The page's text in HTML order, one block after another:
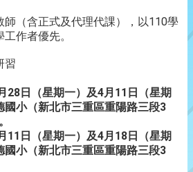
（含正式及代理代課），以110學
作者優先。
習
28日（星期一）及4月11日（星期
國小（新北市三重區重陽路三段3
11日（星期一）及4月18日（星期
國小（新北市三重區重陽路三段3